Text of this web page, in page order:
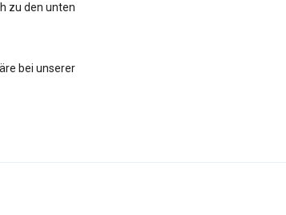
zu den unten
bei unserer